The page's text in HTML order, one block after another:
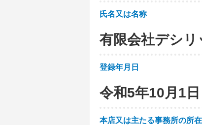
氏名又は名称
有限会社デシ
登録年月日
令和5年10月1日
本店又は主たる事務所の所